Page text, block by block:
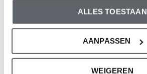
ALLES TOESTAAN
AANPASSEN
WEIGEREN
Bewertungen
Und was denkst du über diesen?